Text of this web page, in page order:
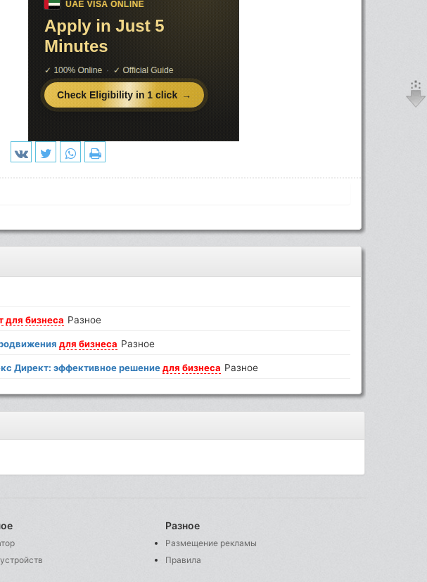
для бизнеса Разное
для бизнеса Разное
Директ: эффективное решениедля бизнеса Разное
Разное
Размещение рекламы
Правила